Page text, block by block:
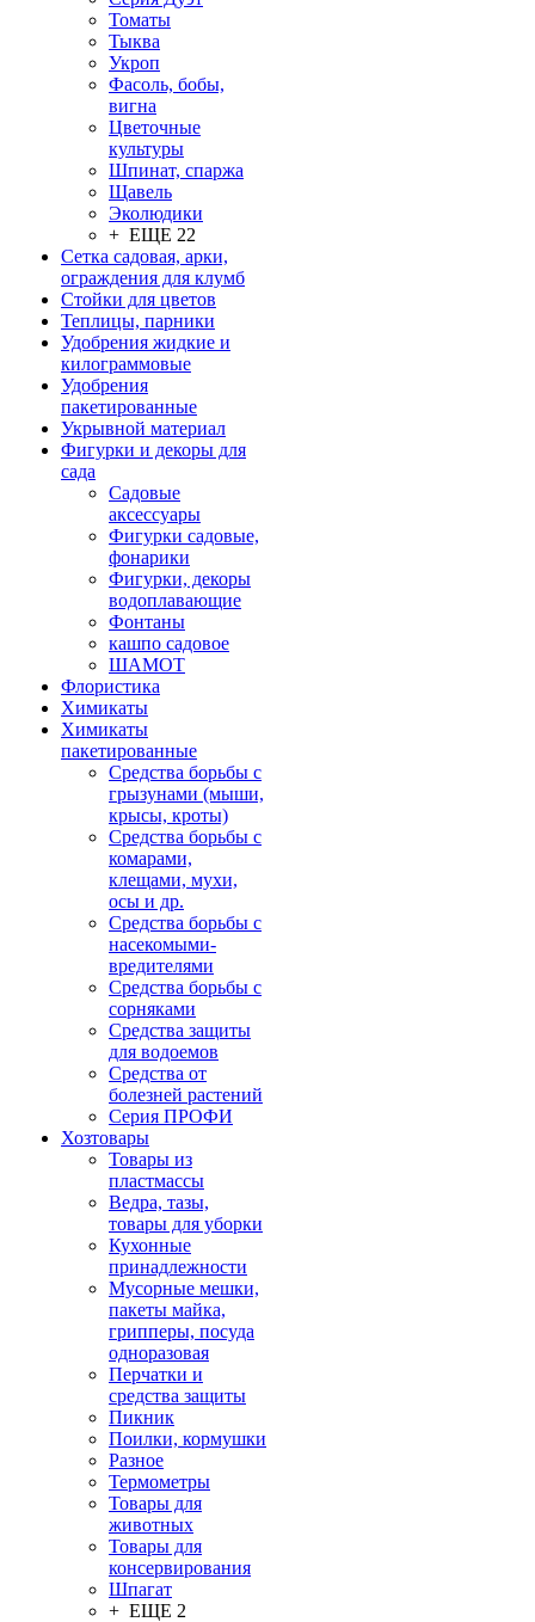
Томаты
Тыква
Укроп
Фасоль, бобы,
вигна
Цветочные
культуры
Шпинат, спаржа
Щавель
Эколюдики
+ ЕЩЕ 22
Сетка садовая, арки,
ограждения для клумб
Стойки для цветов
Теплицы, парники
Удобрения жидкие и
килограммовые
Удобрения
пакетированные
Укрывной материал
Фигурки и декоры для
сада
Садовые
аксессуары
Фигурки садовые,
фонарики
Фигурки, декоры
водоплавающие
Фонтаны
кашпо садовое
ШАМОТ
Флористика
Химикаты
Химикаты
пакетированные
Средства борьбы с
грызунами (мыши,
крысы, кроты)
Средства борьбы с
комарами,
клещами, мухи,
осы и др.
Средства борьбы с
насекомыми-
вредителями
Средства борьбы с
сорняками
Средства защиты
для водоемов
Средства от
болезней растений
Серия ПРОФИ
Хозтовары
Товары из
пластмассы
Ведра, тазы,
товары для уборки
Кухонные
принадлежности
Мусорные мешки,
пакеты майка,
грипперы, посуда
одноразовая
Перчатки и
средства защиты
Пикник
Поилки, кормушки
Разное
Термометры
Товары для
животных
Товары для
консервирования
Шпагат
+ ЕЩЕ 2